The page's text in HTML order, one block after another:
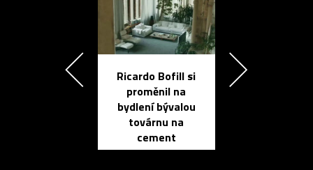
Ricardo Bofill si
proměnil na
bydlení bývalou
továrnu na
cement